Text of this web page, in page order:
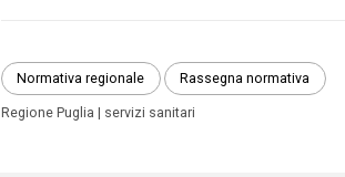
Normativa regionale Rassegna normativa
Regione Puglia servizi sanitari